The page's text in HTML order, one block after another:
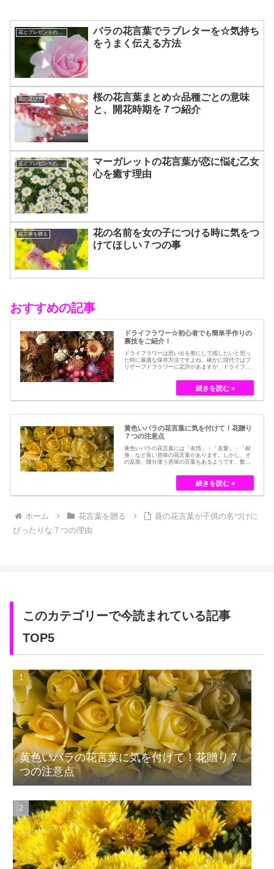
花とプレゼントの選び方
バラの花言葉でラブレターを☆気持ち
をうまく伝える方法
花の選び方
桜の花言葉まとめ☆品種ごとの意味
と、開花時期を７つ紹介
花とプレゼントの選び方
マーガレットの花言葉が恋に悩む乙女
心を癒す理由
花言葉を贈る
花の名前を女の子につける時に気をつ
けてほしい７つの事
おすすめの記事
ドライフラワー☆初心者でも簡単手作りの
裏技をご紹介！
ドライフラワーは思い出を形にして残したいと思っ
た時に最適な保存方法ですよね。確かに現代ではブ
リザーブドフラワーに定評があますが、ドライフラ
とつです。結婚式のブーケなどに使われた花など、
今では押し花のサービスが有名ですが、昔はドライ
フラワーでも保存されてきました。30代以降の…
黄色いバラの花言葉に気を付けて！花贈り
７つの注意点
黄色いバラの花言葉には「友情」・「友愛」・「献
身」など良い意味の花言葉があります。しかし、そ
の反面、随分違う意味の言葉もあるようです。数多
ローズである「ハイブリット・ティー」の中には、
黄色のバラというのは、存在していませんでした。
しかし、フランスの園芸家ジョセフ・ペルネ＝デ…
ホーム 花言葉を贈る
葵の花言葉が子供の名づけに
ぴったりな７つの理由
このカテゴリーで今読まれている記事
TOP5
黄色いバラの花言葉に気を付けて！花贈り７
つの注意点